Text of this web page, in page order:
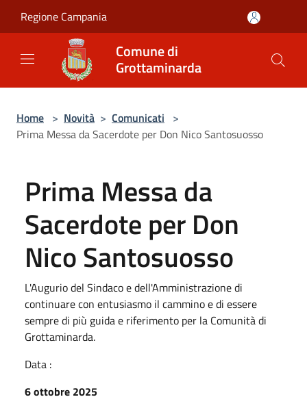
Regione Campania
Comune di
Grottaminarda
Home > Novità > Comunicati >
Prima Messa da Sacerdote per Don Nico Santosuosso
Prima Messa da
Sacerdote per Don
Nico Santosuosso
L'Augurio del Sindaco e dell'Amministrazione di
continuare con entusiasmo il cammino e di essere
sempre di più guida e riferimento per la Comunità di
Grottaminarda.
Data :
6 ottobre 2025